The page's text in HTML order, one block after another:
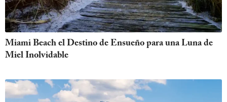
Miami Beach el Destino de Ensueño para una Luna de
Miel Inolvidable